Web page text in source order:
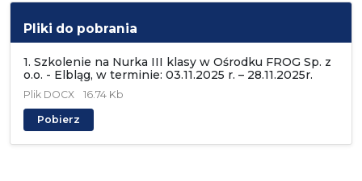
Pliki do pobrania
1. Szkolenie na Nurka III klasy w Ośrodku FROG Sp. z
o.o. - Elbląg, w terminie: 03.11.2025 r. – 28.11.2025r.
Plik DOCX 16.74 Kb
Pobierz